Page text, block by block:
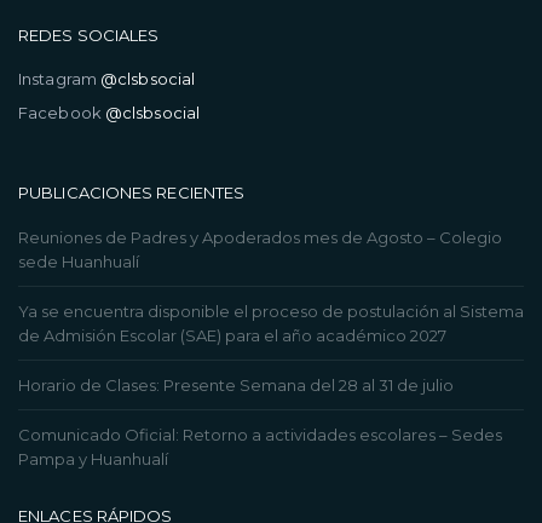
REDES SOCIALES
Instagram @clsbsocial
Facebook @clsbsocial
PUBLICACIONES RECIENTES
Reuniones de Padres y Apoderados mes de Agosto – Colegio
sede Huanhualí
Ya se encuentra disponible el proceso de postulación al Sistema
de Admisión Escolar (SAE) para el año académico 2027
Horario de Clases: Presente Semana del 28 al 31 de julio
Comunicado Oficial: Retorno a actividades escolares – Sedes
Pampa y Huanhualí
ENLACES RÁPIDOS